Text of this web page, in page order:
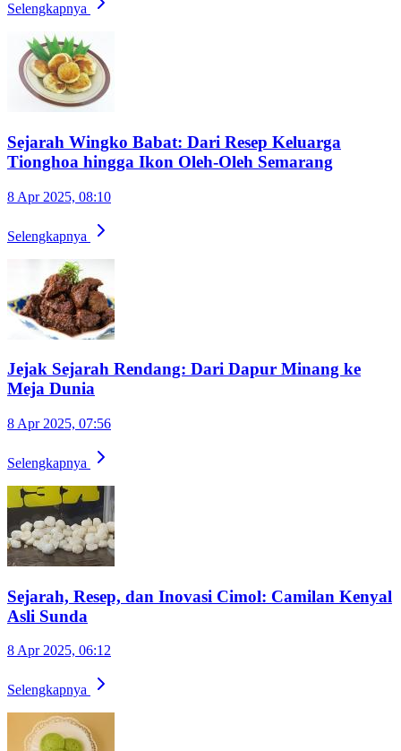
Selengkapnya
Sejarah Wingko Babat: Dari Resep Keluarga
Tionghoa hingga Ikon Oleh-Oleh Semarang
8 Apr 2025, 08:10
Selengkapnya
Jejak Sejarah Rendang: Dari Dapur Minang ke
Meja Dunia
8 Apr 2025, 07:56
Selengkapnya
Sejarah, Resep, dan Inovasi Cimol: Camilan Kenyal
Asli Sunda
8 Apr 2025, 06:12
Selengkapnya